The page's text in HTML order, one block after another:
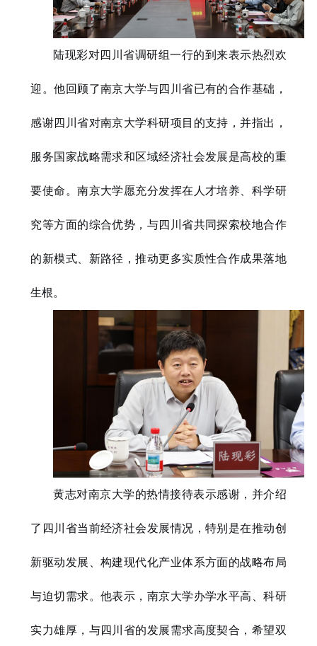
陆现彩对四川省调研组一行的到来表示热烈欢
迎。他回顾了南京大学与四川省已有的合作基础，
感谢四川省对南京大学科研项目的支持，并指出，
服务国家战略需求和区域经济社会发展是高校的重
要使命。南京大学愿充分发挥在人才培养、科学研
究等方面的综合优势，与四川省共同探索校地合作
的新模式、新路径，推动更多实质性合作成果落地
生根。
黄志对南京大学的热情接待表示感谢，并介绍
了四川省当前经济社会发展情况，特别是在推动创
新驱动发展、构建现代化产业体系方面的战略布局
与迫切需求。他表示，南京大学办学水平高、科研
实力雄厚，与四川省的发展需求高度契合，希望双